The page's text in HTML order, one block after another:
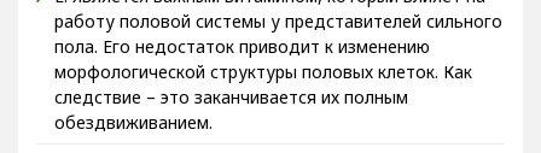
Е. Является важным витамином, который влияет на
работу половой системы у представителей сильного
пола. Его недостаток приводит к изменению
морфологической структуры половых клеток. Как
следствие – это заканчивается их полным
обездвиживанием.